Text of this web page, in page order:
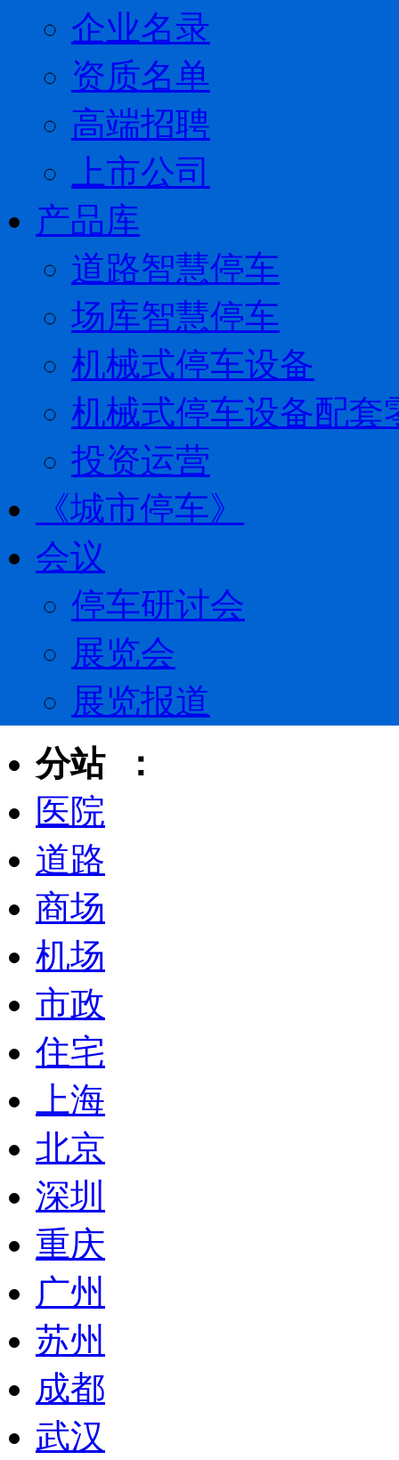
企业名录
资质名单
高端招聘
上市公司
产品库
道路智慧停车
场库智慧停车
机械式停车设备
机械式停车设备配套
投资运营
《城市停车》
会议
停车研讨会
展览会
展览报道
分站 ：
医院
道路
商场
机场
市政
住宅
上海
北京
深圳
重庆
广州
苏州
成都
武汉